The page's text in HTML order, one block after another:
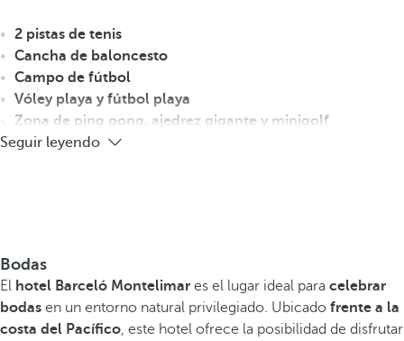
2 pistas de tenis
Cancha de baloncesto
Campo de fútbol
Vóley playa y fútbol playa
Zona de ping pong, ajedrez gigante y minigolf
Seguir leyendo
Bodas
El hotel Barceló Montelimar es el lugar ideal para celebrar
bodas en un entorno natural privilegiado. Ubicado frente a la
costa del Pacífico , este hotel ofrece la posibilidad de disfrutar